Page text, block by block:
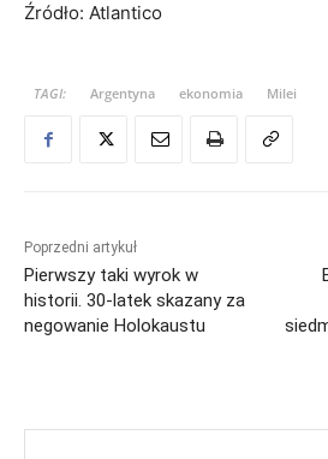
Źródło: Atlantico
TAGI: Argentyna ekonomia Milei
Poprzedni artykuł
Pierwszy taki wyrok w
historii. 30-latek skazany za
negowanie Holokaustu